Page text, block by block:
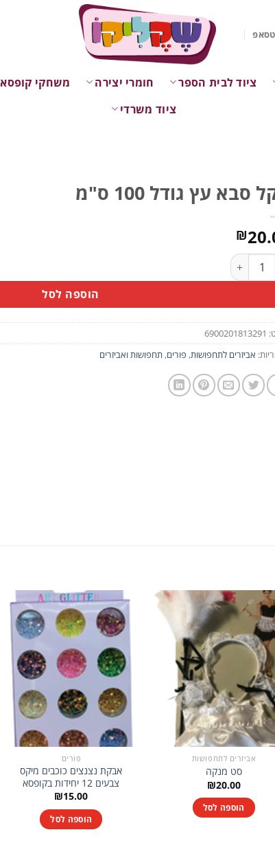
ציוד לבית הספר חומרי יצירה משחקי קופסא
ציוד משרדי
סבא עץ גודל 100 ס"מ
₪
של מקל סבא עץ גודל 100 ס"מ
הוספה לסל
6900201813291
אביזרים לתחפושות, פורים, תחפושות ואביזרים
אביזרים לתחפושות
סט מנקה
₪20.00
הוספה לסל
פורים
אבקת נצנצים כוכבים מיקס
צבעים 12 יחידות בקופסא
₪15.00
הוספה לסל